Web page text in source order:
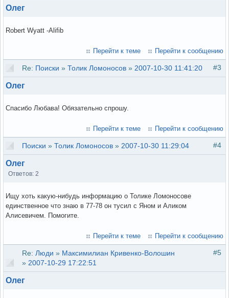
Олег
Robert Wyatt -Alifib
Перейти к теме Перейти к сообщению
#3
Re: Поиски » Толик Ломоносов » 2007-10-30 11:41:20
Олег
Спасибо Любава! Обязательно спрошу.
Перейти к теме Перейти к сообщению
#4
Поиски » Толик Ломоносов » 2007-10-30 11:29:04
Олег
Ответов: 2
Ищу хоть какую-нибудь информацию о Толике Ломоносове
единственное что знаю в 77-78 он тусил с Яном и Аликом
Алисевичем. Помогите.
Перейти к теме Перейти к сообщению
#5
Re: Люди » Максимилиан Кривенко-Волошин
» 2007-10-29 17:22:51
Олег